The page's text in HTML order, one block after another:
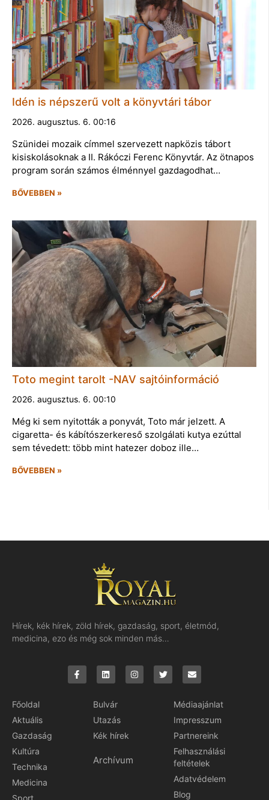
Idén is népszerű volt a könyvtári tábor
2026. augusztus. 6. 00:16
Szünidei mozaik címmel szervezett napközis tábort
kisiskolásoknak a II. Rákóczi Ferenc Könyvtár. Az ötnapos
program során számos élménnyel gazdagodhat…
BŐVEBBEN »
Toto megint tarolt -NAV sajtóinformáció
2026. augusztus. 6. 00:10
Még ki sem nyitották a ponyvát, Toto már jelzett. A
cigaretta- és kábítószerkereső szolgálati kutya ezúttal
sem tévedett: több mint hatezer doboz ille…
BŐVEBBEN »
Hírek, kék hírek, zöld hírek, gazdaság, sport, életmód,
medicina, ezo és még sok minden más…
Főoldal
Aktuális
Gazdaság
Kultúra
Technika
Medicina
Bulvár
Utazás
Kék hírek
Archívum
Médiaajánlat
Impresszum
Partnereink
Felhasználási
feltételek
Adatvédelem
Blog